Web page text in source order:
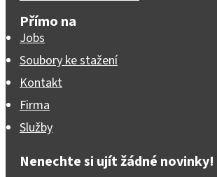
Přímo na
Jobs
Soubory ke stažení
Kontakt
Firma
Služby
Nenechte si ujít žádné novinky!